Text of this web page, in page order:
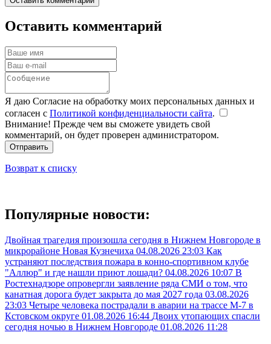
Оставить комментарий
Я даю Согласие на обработку моих персональных данных и
согласен с Политикой конфиденциальности сайта.
Внимание! Прежде чем вы сможете увидеть свой
комментарий, он будет проверен администратором.
Отправить
Возврат к списку
Популярные новости:
Двойная трагедия произошла сегодня в Нижнем Новгороде в
микрорайоне Новая Кузнечиха 04.08.2026 23:03 Как
устраняют последствия пожара в конно-спортивном клубе
"Аллюр" и где нашли приют лошади? 04.08.2026 10:07 В
Ростехнадзоре опровергли заявление ряда СМИ о том, что
канатная дорога будет закрыта до мая 2027 года 03.08.2026
23:03 Четыре человека пострадали в аварии на трассе М-7 в
Кстовском округе 01.08.2026 16:44 Двоих утопающих спасли
сегодня ночью в Нижнем Новгороде 01.08.2026 11:28